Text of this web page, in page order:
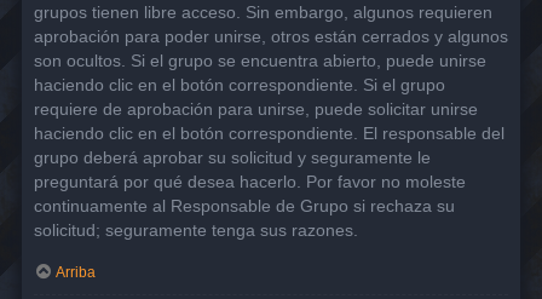
grupos tienen libre acceso. Sin embargo, algunos requieren
aprobación para poder unirse, otros están cerrados y algunos
son ocultos. Si el grupo se encuentra abierto, puede unirse
haciendo clic en el botón correspondiente. Si el grupo
requiere de aprobación para unirse, puede solicitar unirse
haciendo clic en el botón correspondiente. El responsable del
grupo deberá aprobar su solicitud y seguramente le
preguntará por qué desea hacerlo. Por favor no moleste
continuamente al Responsable de Grupo si rechaza su
solicitud; seguramente tenga sus razones.
Arriba